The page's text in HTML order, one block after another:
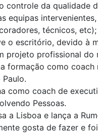
controle da qualidade
equipas
técnicos, etc);
o escritório, devido à
projeto profissional do
formação como coach
como coach de
Pessoas.
a Lisboa e lança a
gosta de fazer e